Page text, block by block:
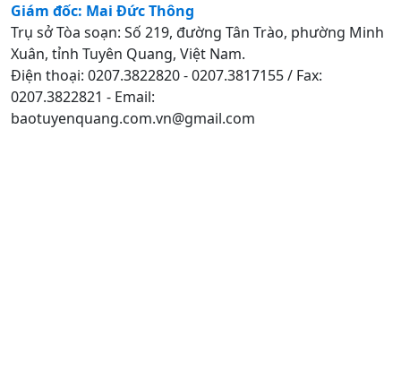
Giám đốc: Mai Đức Thông
Trụ sở Tòa soạn: Số 219, đường Tân Trào, phường Minh
Xuân, tỉnh Tuyên Quang, Việt Nam.
Điện thoại: 0207.3822820 - 0207.3817155 / Fax:
0207.3822821 - Email:
baotuyenquang.com.vn@gmail.com